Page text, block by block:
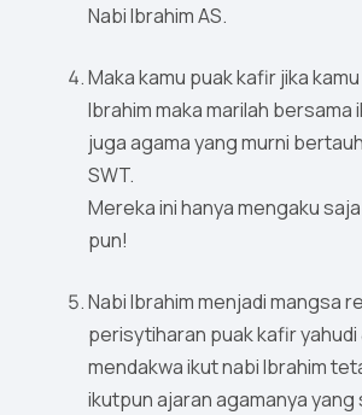
Nabi Ibrahim AS.
Maka kamu puak kafir jika
Ibrahim maka marilah bersama
juga agama yang murni
SWT.
Mereka ini hanya mengaku
pun!
Nabi Ibrahim menjadi mangsa
perisytiharan puak kafir yahudi
mendakwa ikut nabi Ibrahim
ikutpun ajaran agamanya yang